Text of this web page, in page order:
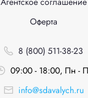
Оферта
8 (800) 511-38-23
09:00 - 18:00, Пн -
info@sdavalych.ru